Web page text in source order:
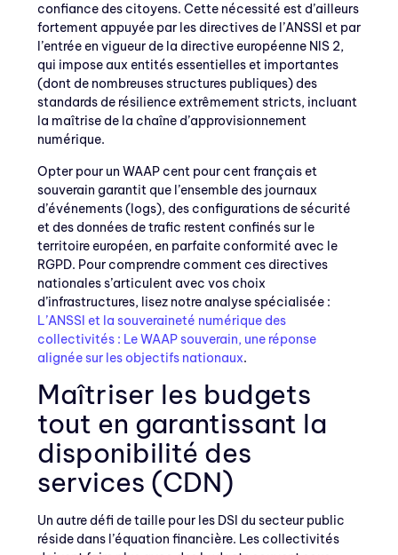
confiance des citoyens. Cette nécessité est d’ailleurs
fortement appuyée par les directives de l’ANSSI et par
l’entrée en vigueur de la directive européenne NIS 2,
qui impose aux entités essentielles et importantes
(dont de nombreuses structures publiques) des
standards de résilience extrêmement stricts, incluant
la maîtrise de la chaîne d’approvisionnement
numérique.
Opter pour un WAAP cent pour cent français et
souverain garantit que l’ensemble des journaux
d’événements (logs), des configurations de sécurité
et des données de trafic restent confinés sur le
territoire européen, en parfaite conformité avec le
RGPD. Pour comprendre comment ces directives
nationales s’articulent avec vos choix
d’infrastructures, lisez notre analyse spécialisée :
L’ANSSI et la souveraineté numérique des
collectivités : Le WAAP souverain, une réponse
alignée sur les objectifs nationaux.
Maîtriser les budgets
tout en garantissant la
disponibilité des
services (CDN)
Un autre défi de taille pour les DSI du secteur public
réside dans l’équation financière. Les collectivités